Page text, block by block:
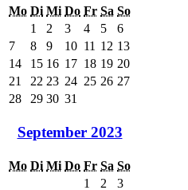
Mo Di Mi Do Fr Sa So
1
2 3 4 5
6
7
8 9 10 11 12 13
14
15 16 17 18 19 20
21
22 23 24 25 26 27
28
29 30 31
September 2023
Mo Di Mi Do Fr Sa So
1
2 3